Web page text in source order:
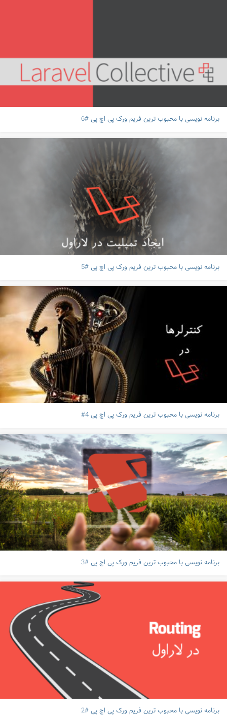
برنامه نویسی با محبوب ترین فریم ورک پی اچ پی #6
برنامه نویسی با محبوب ترین فریم ورک پی اچ پی #5
برنامه نویسی با محبوب ترین فریم ورک پی اچ پی 4#
برنامه نویسی با محبوب ترین فریم ورک پی اچ پی #3
برنامه نویسی با محبوب ترین فریم ورک پی اچ پی #2